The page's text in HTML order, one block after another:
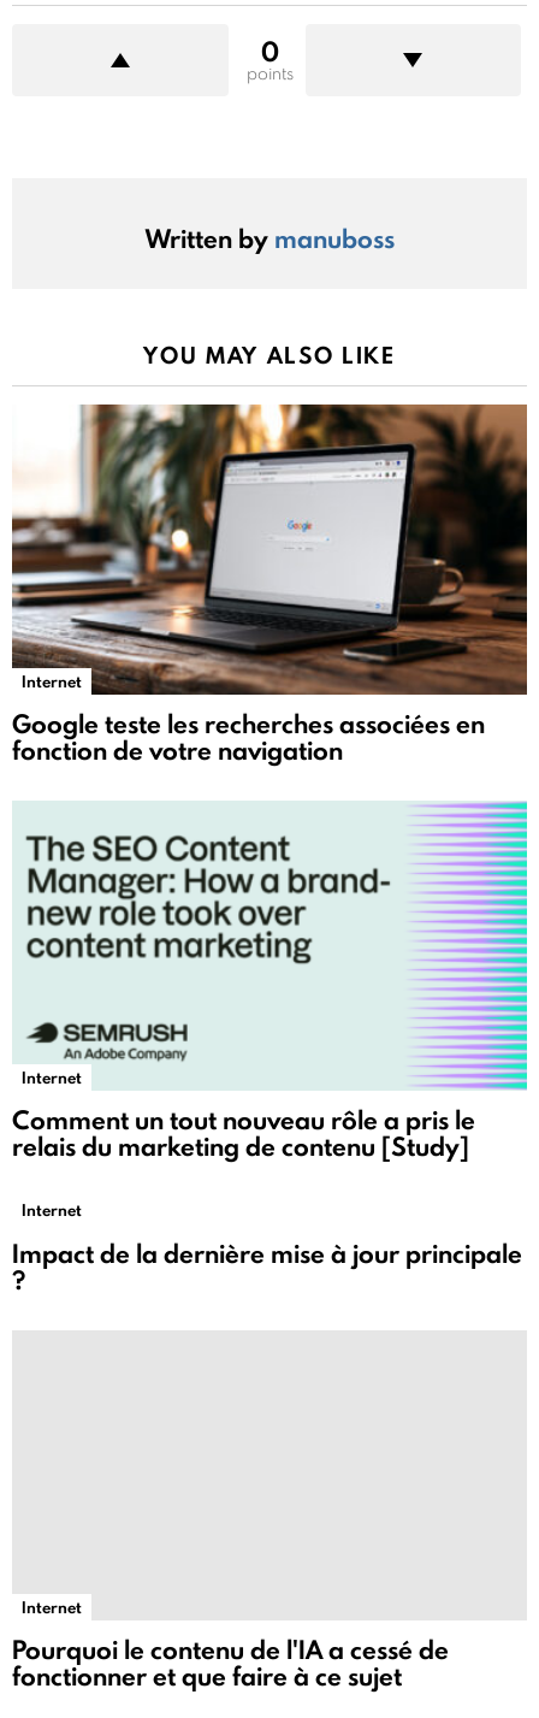
0
points
Written by manuboss
YOU MAY ALSO LIKE
Internet
Google teste les recherches associées en
fonction de votre navigation
Internet
Comment un tout nouveau rôle a pris le
relais du marketing de contenu [Study]
Internet
Impact de la dernière mise à jour principale
?
Internet
Pourquoi le contenu de l'IA a cessé de
fonctionner et que faire à ce sujet